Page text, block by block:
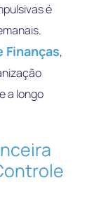
é
Finanças,
a longo